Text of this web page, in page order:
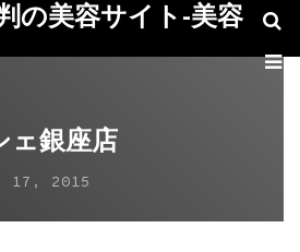
の美容サイト-美容
ェ銀座店
17, 2015